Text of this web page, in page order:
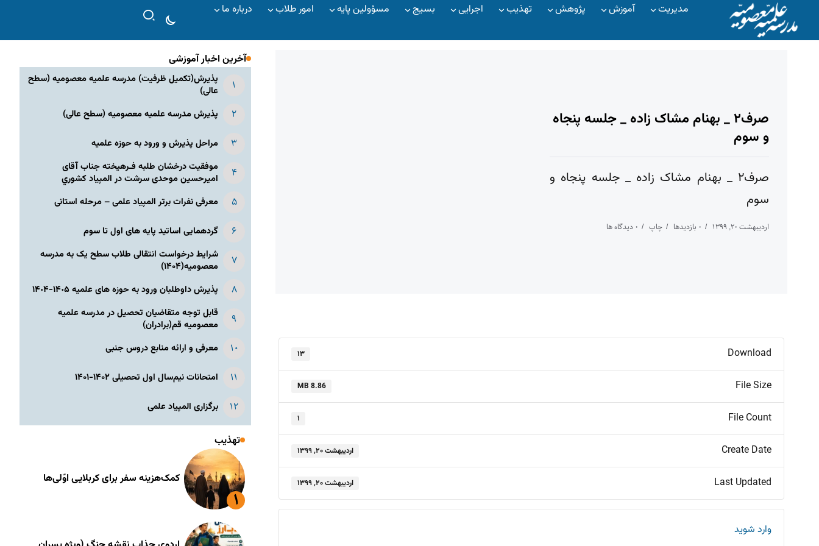
مدیریت آموزش پژوهش تهذیب اجرایی بسیج مسؤولین پایه امور طلاب درباره ما
صرف۲ _ بهنام مشاک زاده _ جلسه پنجاه
و سوم
صرف۲ _ بهنام مشاک زاده _ جلسه پنجاه و
سوم
اردیبهشت ۲۰, ۱۳۹۹ ۰ بازدیدها چاپ ۰ دیدگاه ها
Download ۱۳
File Size
8.86 MB
File Count ۱
Create Date اردیبهشت ۲۰, ۱۳۹۹
Last Updated اردیبهشت ۲۰, ۱۳۹۹
وارد شوید
آخرین اخبار آموزشی
پذیرش(تکمیل ظرفیت) مدرسه علمیه معصومیه‌ (سطح
عالی)
پذیرش مدرسه علمیه معصومیه‌ (سطح عالی)
مراحل پذیرش و ورود به حوزه علمیه
موفقیت درخشان طلبه فـرهیخته جناب آقای
امیرحسین موحدی سرشت در المپياد كشوري
معرفی نفرات برتر المپیاد علمی – مرحله استانی
گردهمایی اساتید پایه های اول تا سوم
شرایط درخواست انتقالی طلاب سطح یک به مدرسه
معصومیه(۱۴۰۴)
پذیرش داوطلبان ورود به حوزه های علمیه ١۴٠۵-١۴٠۴
قابل توجه متقاضیان تحصیل در مدرسه علمیه
معصومیه قم(برادران)
معرفی و ارائه منابع دروس جنبی
امتحانات نیم‌سال اول تحصیلی ۱۴۰۲-۱۴۰۱
برگزاری المپیاد علمی
تهذیب
کمک‌هزینه سفر برای کربلایی اوّلی‌ها